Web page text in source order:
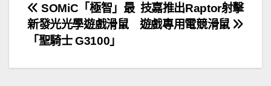
文
章
導
技嘉推出Raptor射擊
遊戲專用電競滑鼠
SOMiC「極智」最
新發光光學遊戲滑鼠
「聖騎士 G3100」